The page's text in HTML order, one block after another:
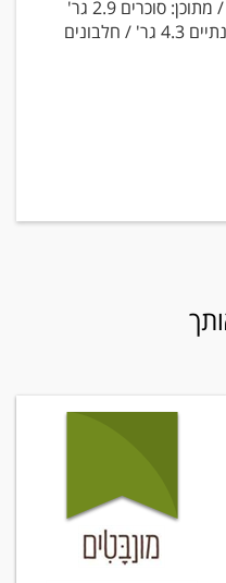
מ"ג / סך הפחמימות 21.5 גר' / מתוכן: סוכרים 2.9 גר'
/ כפיות סוכר 0.75 / סיבים תזונתיים 4.3 גר' / חלבונים